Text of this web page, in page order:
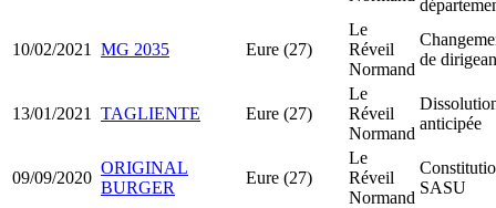
10/02/2021 MG 2035 Eure (27)
Le
Réveil
Normand
de
13/01/2021 TAGLIENTE Eure (27)
Le
Réveil
Normand
anticipée
09/09/2020
ORIGINAL
BURGER
Eure (27)
Le
Réveil
Normand
SASU